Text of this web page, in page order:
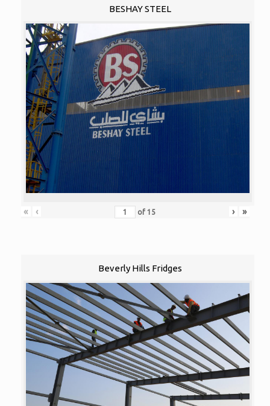
BESHAY STEEL
« ‹ of 15 › »
Beverly Hills Fridges